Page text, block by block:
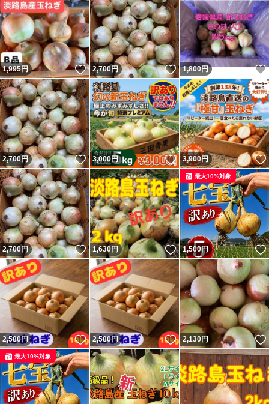
1,995円 いいね！
2,700円 いいね！
1,800円
2,700円 いいね！
3,000円 いいね！
3,900円
2,700円 いいね！
1,630円 いいね！
1,500円
最大10%対象
2,580円 いいね！
2,580円 いいね！
2,130円
最大10%対象